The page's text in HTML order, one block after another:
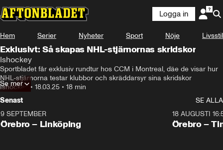
Logga in
Hem Serier Nyheter Sport Nöje Livsstil
Exklusivt: Så skapas NHL-stjärnornas skridskor
Ishockey
Sportbladet får exklusiv rundtur hos CCM i Montreal, däe de visar hur
NHL-stjärnorna testar klubbor och skräddarsyr sina skridskor
Ishockey• 18.03.25 • 18 min
Se mer
Senast
SE ALLA
Plus
9 SEPTEMBER
Örebro – Linköping
Plus
18 AUGUSTI
Örebro –